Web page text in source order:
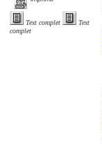
Text complet
Text
complet